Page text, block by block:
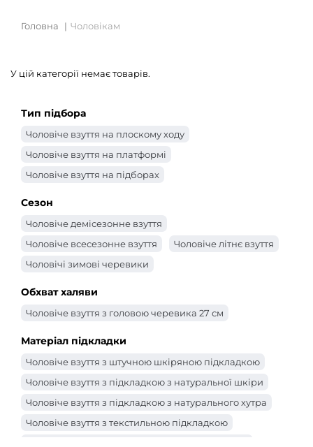
Головна Чоловікам
У цій категорії немає товарів.
Тип підбора
Чоловіче взуття на плоскому ходу
Чоловіче взуття на платформі
Чоловіче взуття на підборах
Сезон
Чоловіче демісезонне взуття
Чоловіче всесезонне взуття
Чоловіче літнє взуття
Чоловічі зимові черевики
Обхват халяви
Чоловіче взуття з головою черевика 27 см
Матеріал підкладки
Чоловіче взуття з штучною шкіряною підкладкою
Чоловіче взуття з підкладкою з натуральної шкіри
Чоловіче взуття з підкладкою з натурального хутра
Чоловіче взуття з текстильною підкладкою